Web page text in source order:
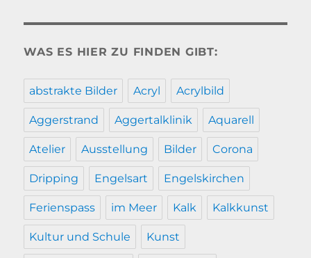
WAS ES HIER ZU FINDEN GIBT:
abstrakte Bilder Acryl Acrylbild
Aggerstrand Aggertalklinik Aquarell
Atelier Ausstellung Bilder Corona
Dripping Engelsart Engelskirchen
Ferienspass im Meer Kalk Kalkkunst
Kultur und Schule Kunst